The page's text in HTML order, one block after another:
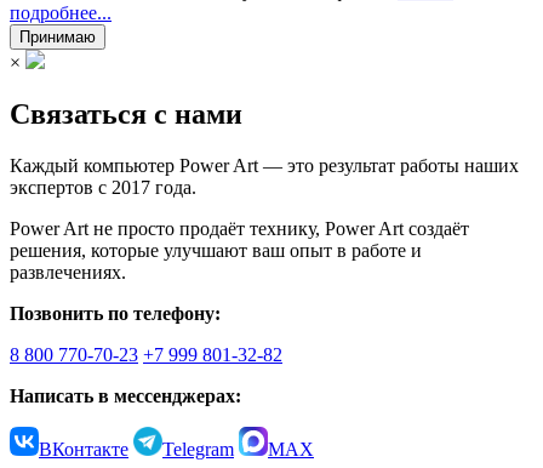
подробнее...
Принимаю
×
Связаться с нами
Каждый компьютер Power Art — это результат работы наших
экспертов с 2017 года.
Power Art не просто продаёт технику, Power Art создаёт
решения, которые улучшают ваш опыт в работе и
развлечениях.
Позвонить по телефону:
8 800 770-70-23 +7 999 801-32-82
Написать в мессенджерах:
ВКонтакте Telegram MAX